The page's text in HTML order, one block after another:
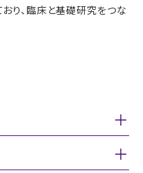
り、臨床と基礎研究をつな